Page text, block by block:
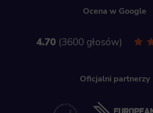
Ocena w Google
4.70 3600 głosów
Oficjalni partnerzy